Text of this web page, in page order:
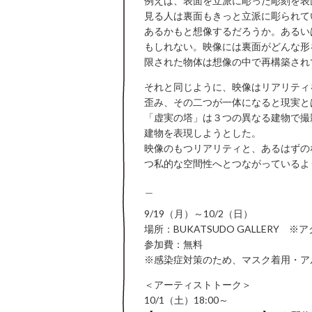
見る人は裏面もきっと立派に彫られ
あるかもと想像するだろうか。ある
もしれない。映像には裏面がどんな
限された物体は想像の中で再構築さ
それと同じように、映像はリアリテ
歪み、その二つが一体になると現実
「虚実の塔」は３つの異なる建物で
建物を表現しようとした。
映像のもつリアリティと、あるはず
つ私的な空間性へとつながっている
9/19（月）～10/2（日）
場所：BUKATSUDO GALLERY ※ア
参加費：無料
※感染症対策のため、マスク着用・
＜アーティストトーク＞
10/1（土）18:00～